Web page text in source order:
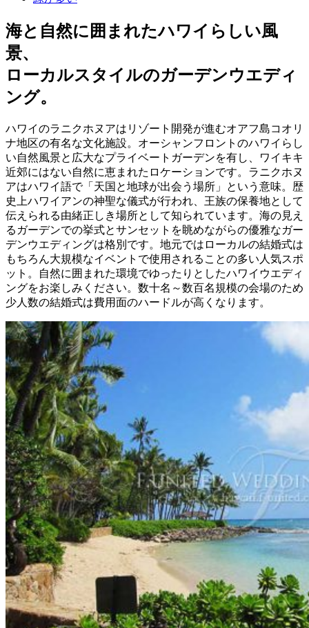
海と自然に囲まれたハワイらしい風
景、
ローカルスタイルのガーデンウエディ
ング。
ハワイのラニクホヌアはリゾート開発が進むオアフ島コオリ
ナ地区の有名な文化施設。オーシャンフロントのハワイらし
い自然風景と広大なプライベートガーデンを有し、ワイキキ
近郊にはない自然に恵まれたロケーションです。ラニクホヌ
アはハワイ語で「天国と地球が出会う場所」という意味。歴
史上ハワイアンの神聖な儀式が行われ、王族の保養地として
伝えられる由緒正しき場所として知られています。海の見え
るガーデンでの挙式とサンセットを眺めながらの優雅なガー
デンウエディングは格別です。地元ではローカルの結婚式は
もちろん大規模なイベントで使用されることの多い人気スポ
ット。自然に囲まれた環境でゆったりとしたハワイウエディ
ングをお楽しみください。数十名～数百名規模の会場のため
少人数の結婚式は費用面のハードルが高くなります。